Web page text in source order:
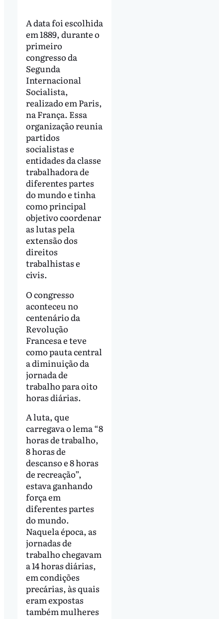
A data foi escolhida
em 1889, durante o
primeiro
congresso da
Segunda
Internacional
Socialista,
realizado em Paris,
na França. Essa
organização reunia
partidos
socialistas e
entidades da classe
trabalhadora de
diferentes partes
do mundo e tinha
como principal
objetivo coordenar
as lutas pela
extensão dos
direitos
trabalhistas e
civis.
O congresso
aconteceu no
centenário da
Revolução
Francesa e teve
como pauta central
a diminuição da
jornada de
trabalho para oito
horas diárias.
A luta, que
carregava o lema “8
horas de trabalho,
8 horas de
descanso e 8 horas
de recreação”,
estava ganhando
força em
diferentes partes
do mundo.
Naquela época, as
jornadas de
trabalho chegavam
a 14 horas diárias,
em condições
precárias, às quais
eram expostas
também mulheres